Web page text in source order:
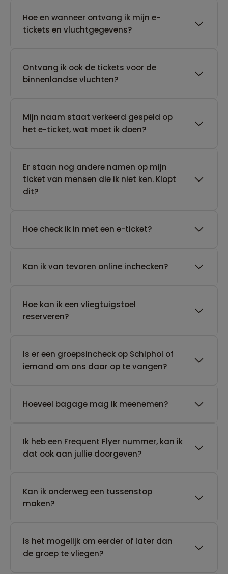
Hoe en wanneer ontvang ik mijn e-
tickets en vluchtgegevens?
Ontvang ik ook de tickets voor de
binnenlandse vluchten?
Mijn naam staat verkeerd gespeld op
het e-ticket, wat moet ik doen?
Er staan nog andere namen op mijn
ticket van mensen die ik niet ken. Klopt
dit?
Hoe check ik in met een e-ticket?
Kan ik van tevoren online inchecken?
Hoe kan ik een vliegtuigstoel
reserveren?
Is er een groepsincheck op Schiphol of
iemand om ons daar op te vangen?
Hoeveel bagage mag ik meenemen?
Ik heb een Frequent Flyer nummer, kan ik
dat ook aan jullie doorgeven?
Kan ik onderweg een tussenstop
maken?
Is het mogelijk om eerder of later dan
de groep te vliegen?